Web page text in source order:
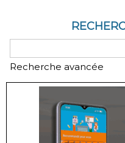
Recherche avancée